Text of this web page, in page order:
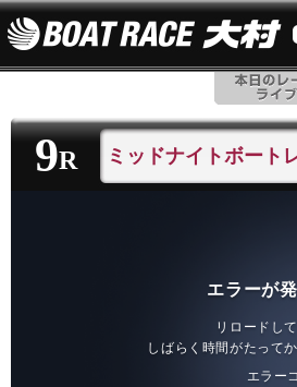
9 R ミッドナイトボー